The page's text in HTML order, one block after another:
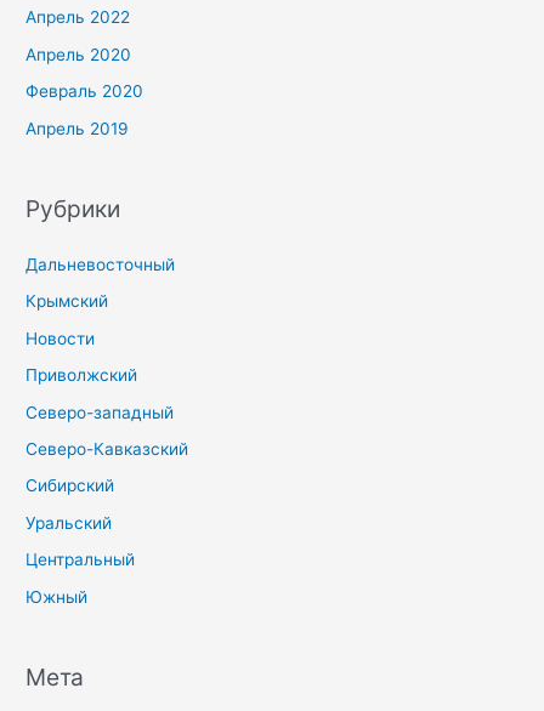
Апрель 2022
Апрель 2020
Февраль 2020
Апрель 2019
Рубрики
Дальневосточный
Крымский
Новости
Приволжский
Северо-западный
Северо-Кавказский
Сибирский
Уральский
Центральный
Южный
Мета